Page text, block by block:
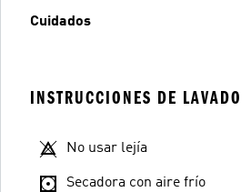
Cuidados
INSTRUCCIONES DE LAVADO
No usar lejía
Secadora con aire frío